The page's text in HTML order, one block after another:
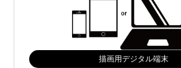
描画用デジタル端末